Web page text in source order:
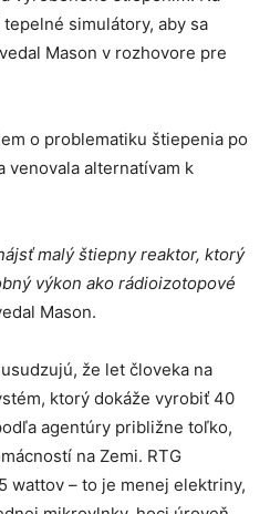
simulátory, aby sa
Mason v rozhovore pre
o problematiku štiepenia po
venovala alternatívam k
malý štiepny reaktor, ktorý
výkon ako rádioizotopové
Mason.
že let človeka na
ktorý dokáže vyrobiť 40
agentúry približne toľko,
na Zemi. RTG
wattov – to je menej elektriny,